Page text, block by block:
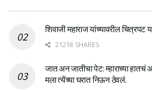
शिवाजी महाराज यांच्यावरील
21218 SHARES
जात अन जातीचा पेट: म्हाराच्या हातचं
मला त्येंच्या घरात निऊन ठेवलं.